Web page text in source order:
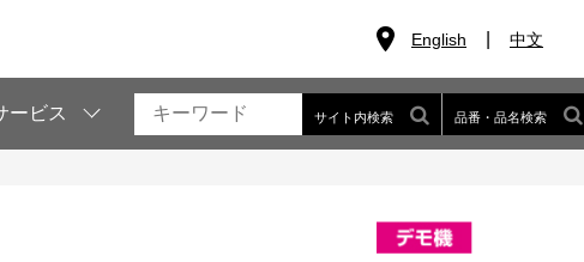
English 中文
ービス サイト内検索 品番・品名検索